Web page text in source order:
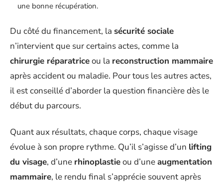
une bonne récupération.
Du côté du financement, la sécurité sociale
n’intervient que sur certains actes, comme la
chirurgie réparatriceou la reconstruction mammaire
après accident ou maladie. Pour tous les autres actes,
il est conseillé d’aborder la question financière dès le
début du parcours.
Quant aux résultats, chaque corps, chaque visage
évolue à son propre rythme. Qu’il s’agisse d’un lifting
du visage, d’une rhinoplastieou d’uneaugmentation
mammaire, le rendu final s’apprécie souvent après